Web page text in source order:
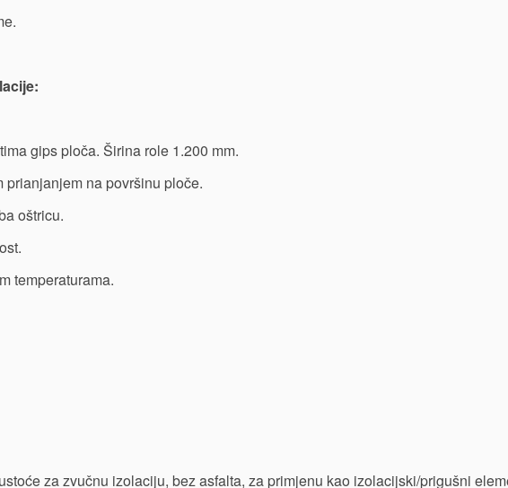
gips ploča. Širina role 1.200 mm.
prianjanjem na površinu ploče.
oštricu.
temperaturama.
za zvučnu izolaciju, bez asfalta, za primjenu kao izolacijski/prigušni